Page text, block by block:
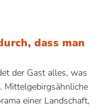
dass man
der Gast alles, was
Mittelgebirgsähnliche
einer Landschaft,